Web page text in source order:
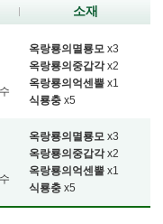
소재
옥랑룡의멸룡모 x3
옥랑룡의중갑각x2
옥랑룡의억센뿔 x1
식룡충 x5
옥랑룡의멸룡모 x3
옥랑룡의중갑각x2
옥랑룡의억센뿔 x1
식룡충 x5